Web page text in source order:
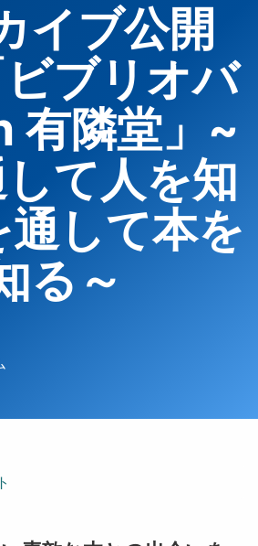
イブ公開
ブリオバ
有隣堂」~
て人を知
通して本を
る～